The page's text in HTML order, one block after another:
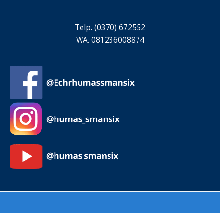
Telp. (0370) 672552
WA. 081236008874